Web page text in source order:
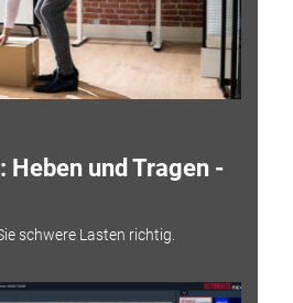
Heben und Tragen -
schwere Lasten richtig.